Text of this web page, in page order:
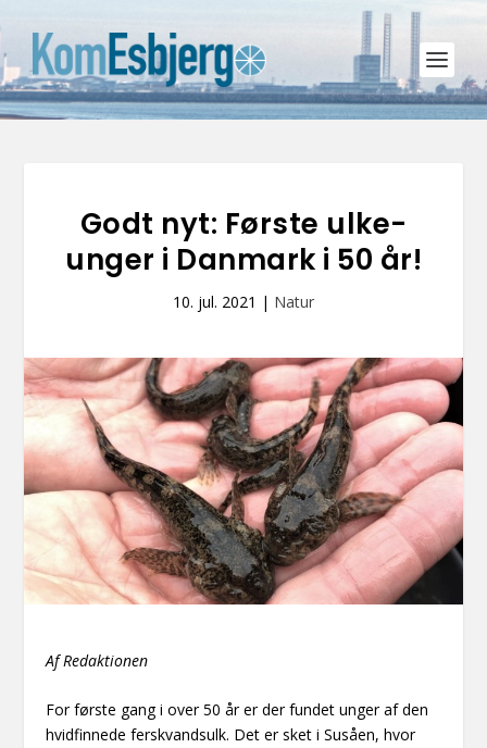
Godt nyt: Første ulke-
unger i Danmark i 50 år!
10. jul. 2021 | Natur
Af Redaktionen
For første gang i over 50 år er der fundet unger af den
hvidfinnede ferskvandsulk. Det er sket i Susåen, hvor